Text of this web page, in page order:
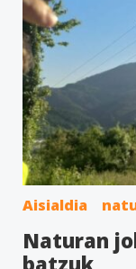
Aisialdia
Naturan